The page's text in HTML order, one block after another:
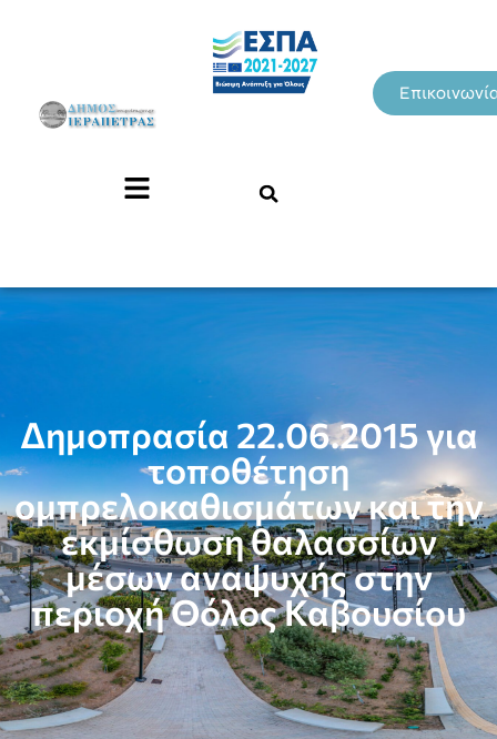
Δημοπρασία 22.06.2015 για
τοποθέτηση
ομπρελοκαθισμάτων και την
εκμίσθωση θαλασσίων
μέσων αναψυχής στην
περιοχή Θόλος Καβουσίου